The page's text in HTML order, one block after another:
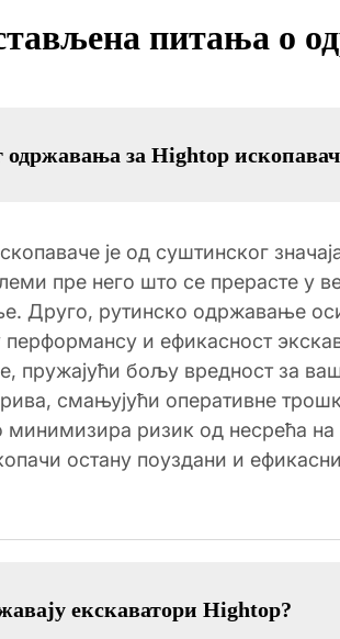
питања о
одржавања за Hightop
је од суштинског
пре него што се прерасте
Друго, рутинско одржавање
и ефикасност
пружајући бољу вредност за
смањујући оперативне
минимизира ризик од несрећа
остану поуздани и
екскаватори Hightop?